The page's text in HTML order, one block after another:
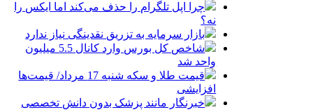
چرا اپل تلگرام را حذف می‌کند اما ایکس را
نه؟
بازار سرمایه به تزریق نقدینگی نیاز ندارد
شاخص کل بورس وارد کانال 5.5 میلیون
واحد شد
قیمت طلا و سکه شنبه 17 مرداد/ قیمت‌ها
افزایشی
خبرنگار مانند پزشک بدون دانش تخصصی